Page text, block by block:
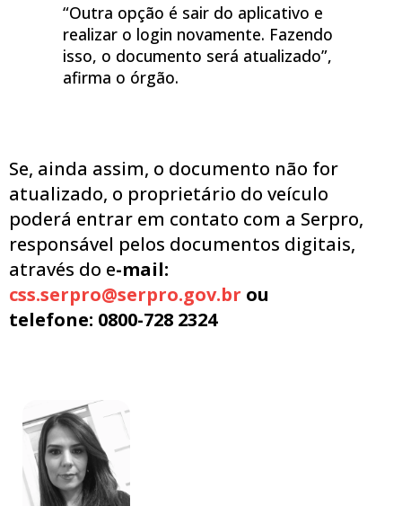
“Outra opção é sair do aplicativo e
realizar o login novamente. Fazendo
isso, o documento será atualizado”,
afirma o órgão.
Se, ainda assim, o documento não for
atualizado, o proprietário do veículo
poderá entrar em contato com a Serpro,
responsável pelos documentos digitais,
através do e-mail:
css.serpro@serpro.gov.br ou
telefone: 0800-728 2324